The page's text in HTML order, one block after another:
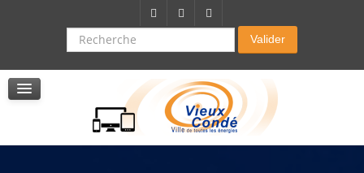
Recherche Valider
La résidence autonomie
Service de soins infirmers à domicile
Service d'aide à domicile
Pole multi services accompagnement seniors